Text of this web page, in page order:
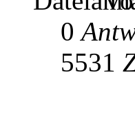
0
5531